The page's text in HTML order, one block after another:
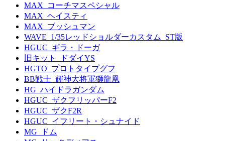
MAX_コーチマスペシャル
MAX_ヘイスティ
MAX_ブッシュマン
WAVE_1/35レッドショルダーカスタム_ST版
HGUC_ギラ・ドーガ
旧キット_ドダイYS
HGTO_プロトタイプグフ
BB戦士_輝神大将軍獅龍凰
HG_ハイドラガンダム
HGUC_ザクフリッパーF2
HGUC_ザクF2R
HGUC_イフリート・シュナイド
MG_ドム